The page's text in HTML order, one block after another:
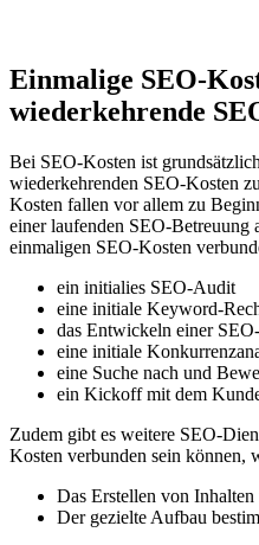
Einmalige SEO-
wiederkehrende
Bei SEO-Kosten ist
wiederkehrenden SEO-Kosten
Kosten fallen vor allem zu
einer laufenden SEO-Betreuung
einmaligen SEO-Kosten
ein initialies SEO-Audit
eine initiale Keyword-
das Entwickeln einer
eine initiale
eine Suche nach und
ein Kickoff mit dem
Zudem gibt es weitere SEO-
Kosten verbunden sein können,
Das Erstellen von
Der gezielte Aufbau